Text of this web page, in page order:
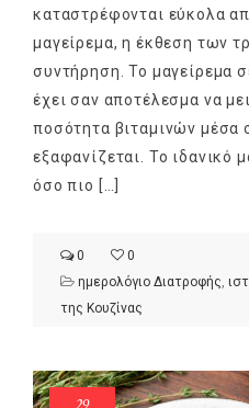
καταστρέφονται εύκολα
μαγείρεμα, η έκθεση των
συντήρηση. Το μαγείρεμα
έχει σαν αποτέλεσμα να
ποσότητα βιταμινών μέσα
εξαφανίζεται. Το ιδανικό
όσο πιο […]
0
0
ημερολόγιο Διατροφής
της Κουζίνας